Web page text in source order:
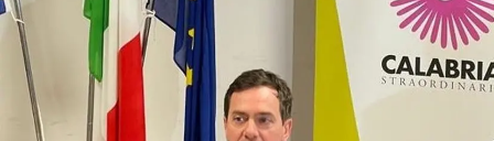
AMBIENTE
SOCIETÀ
CULTURA